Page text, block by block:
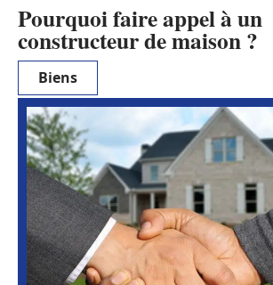
Pourquoi faire appel à un
constructeur de maison ?
Biens